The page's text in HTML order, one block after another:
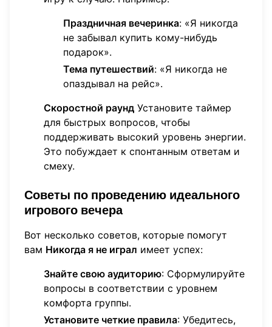
Праздничная вечеринка: «Я никогда
не забывал купить кому-нибудь
подарок».
Тема путешествий: «Я никогда не
опаздывал на рейс».
Скоростной раунд Установите таймер
для быстрых вопросов, чтобы
поддерживать высокий уровень энергии.
Это побуждает к спонтанным ответам и
смеху.
Советы по проведению идеального
игрового вечера
Вот несколько советов, которые помогут
вам Никогда я не играл имеет успех:
Знайте свою аудиторию: Сформулируйте
вопросы в соответствии с уровнем
комфорта группы.
Установите четкие правила: Убедитесь,